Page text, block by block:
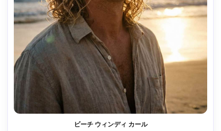
ビーチ ウィンディ カール